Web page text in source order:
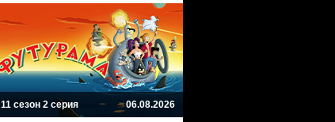
11 сезон 2 серия 06.08.2026